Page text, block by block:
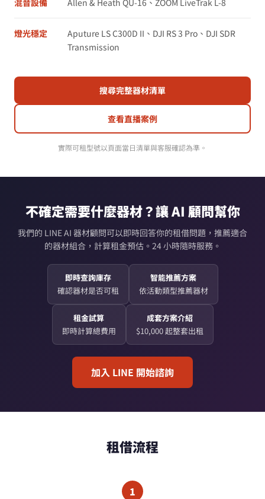
混音設備 Allen & Heath QU-16、ZOOM LiveTrak L-8
燈光穩定
Aputure LS C300D II、DJI RS 3 Pro、DJI SDR
Transmission
搜尋完整器材清單
查看直播案例
實際可租型號以頁面當日清單與客服確認為準。
不確定需要什麼器材？讓 AI 顧問幫你
我們的 LINE AI 器材顧問可以即時回答你的租借問題，推薦適合
的器材組合，計算租金預估。24 小時隨時服務。
即時查詢庫存
確認器材是否可租
智能推薦方案
依活動類型推薦器材
租金試算
即時計算總費用
成套方案介紹
$10,000 起整套出租
加入 LINE 開始諮詢
租借流程
1